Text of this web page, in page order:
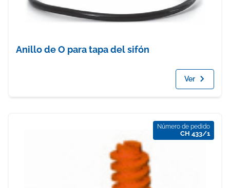
Anillo de O para tapa del sifón
Ver
Número de pedido
CH 433/1